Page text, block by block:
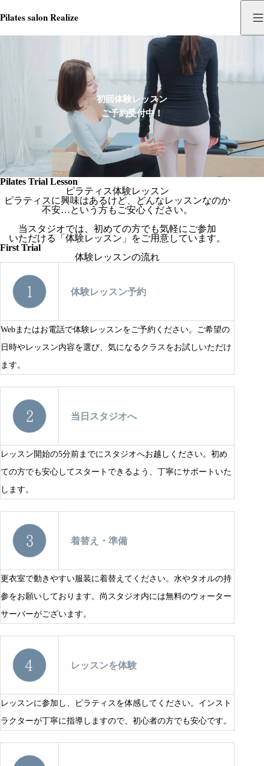
Pilates salon Realize
初回体験レッスン
ご予約受付中！
Pilates Trial Lesson
ピラティス体験レッスン
ピラティスに興味はあるけど、どんなレッスンなのか
不安…という方もご安心ください。
当スタジオでは、初めての方でも気軽にご参加
いただける「体験レッスン」をご用意しています。
First Trial
体験レッスンの流れ
体験レッスン予約
Webまたはお電話で体験レッスンをご予約ください。ご希望の
日時やレッスン内容を選び、気になるクラスをお試しいただけ
ます。
当日スタジオへ
レッスン開始の5分前までにスタジオへお越しください。初め
ての方でも安心してスタートできるよう、丁寧にサポートいた
します。
着替え・準備
更衣室で動きやすい服装に着替えてください。水やタオルの持
参をお願いしております。尚スタジオ内には無料のウォーター
サーバーがございます。
レッスンを体験
レッスンに参加し、ピラティスを体感してください。インスト
ラクターが丁寧に指導しますので、初心者の方でも安心です。